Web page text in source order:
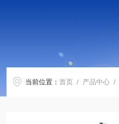
当前位置：首页 / 产品中心 /